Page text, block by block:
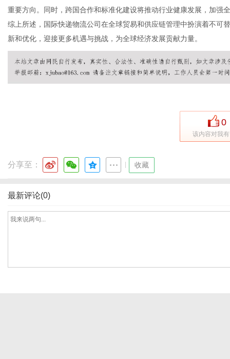
重要方向。同时，跨国合作和标准化建设将推动行业健康发展，加强
综上所述，国际快递物流公司在全球贸易和供应链管理中扮演着不可
新和优化，迎接更多机遇与挑战，为全球经济发展贡献力量。
0
该内容对我
分享至： 收藏
最新评论(0)